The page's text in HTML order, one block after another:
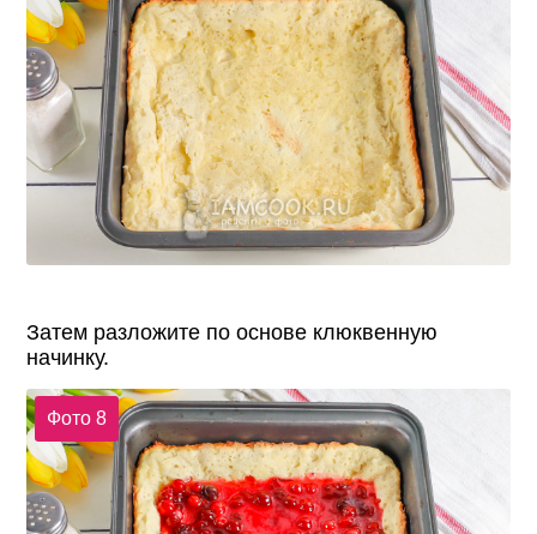
Затем разложите по основе клюквенную
начинку.
Фото 8